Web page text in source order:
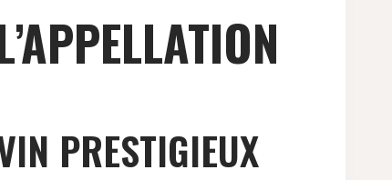
PRESTIGIEUX